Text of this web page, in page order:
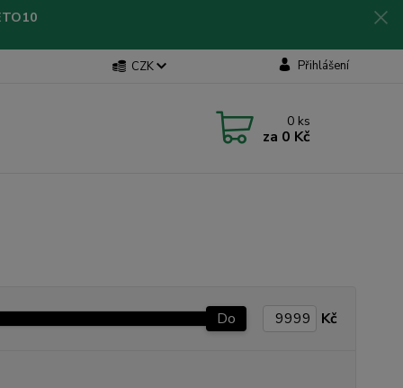
CZK Přihlášení
0 ks
za 0 Kč
Do Kč